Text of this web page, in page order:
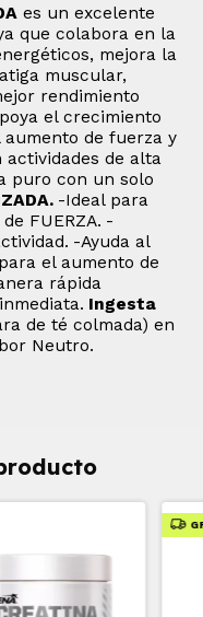
es un excelente
que colabora en la
mejora la
muscular,
rendimiento
el crecimiento
de fuerza y
de alta
puro con un solo
-Ideal para
FUERZA. -
-Ayuda al
el aumento de
rápida
Ingesta
de té colmada) en
Neutro.